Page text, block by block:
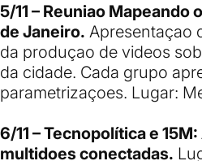
5/11 – Reuniao Mapeando
de Janeiro. Apresentaçao
da produçao de videos
da cidade. Cada grupo
parametrizaçoes. Lugar:
6/11 – Tecnopolítica e
multidoes conectadas.